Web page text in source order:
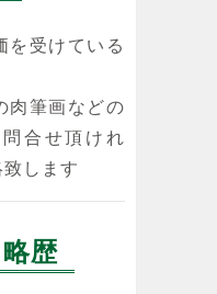
を受けている
肉筆画などの
合せ頂けれ
します
歴